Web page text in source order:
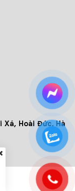
Xá, Hoài Đức, Hà